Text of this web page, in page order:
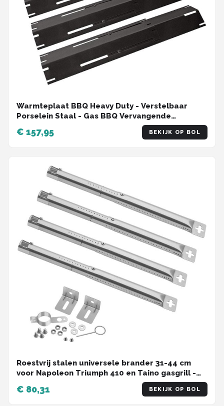
Warmteplaat BBQ Heavy Duty - Verstelbaar
Porselein Staal - Gas BBQ Vervangende
Onderdelen - Lengte 298cm tot - Hitte schild-
Diffuser- Deflector- Tent
€ 157,95 BEKIJK OP BOL
Roestvrij stalen universele brander 31-44 cm
voor Napoleon Triumph 410 en Taino gasgrill -
BBQ Toro grill brander vervanging met
zoekwoorden 'reserveonderdelen'
€ 80,31 BEKIJK OP BOL